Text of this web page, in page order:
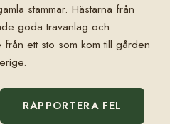
stammar. Hästarna från
goda travanlag och
från ett sto som kom till gården
RAPPORTERA FEL